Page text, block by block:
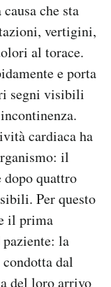
che sta
vertigini,
al torace.
e porta
segni visibili
cardiaca ha
il
dopo quattro
Per questo
il prima
la
dal
del loro arrivo